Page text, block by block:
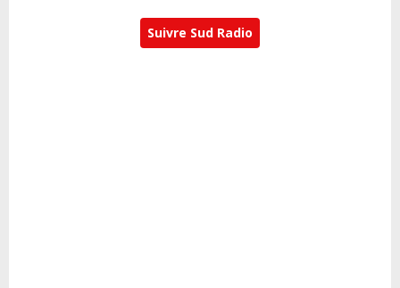
Suivre Sud Radio